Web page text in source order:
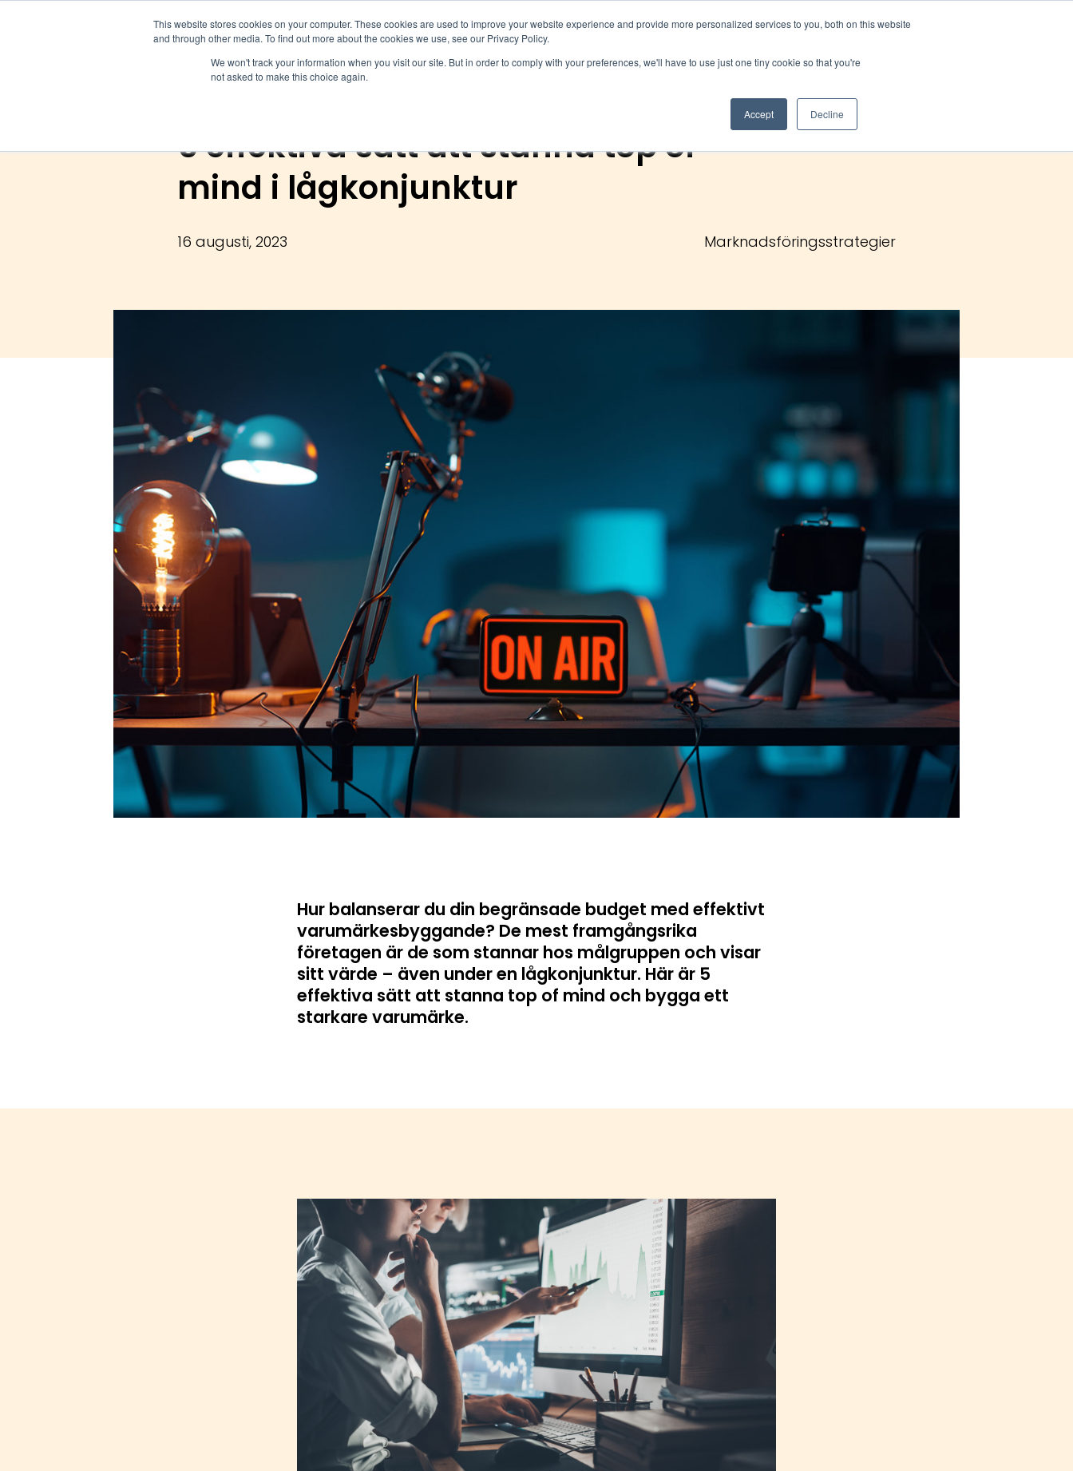
This website stores cookies on your computer. These cookies are used to improve your website experience and provide more personalized services to you, both on this website
and through other media. To find out more about the cookies we use, see our Privacy Policy.
We won't track your information when you visit our site. But in order to comply with your preferences, we'll have to use just one tiny cookie so that you're
not asked to make this choice again.
Accept Decline
Annonsera Inspiration & insikter Vanliga frågor Kontakt
5 effektiva sätt att stanna top of
mind i lågkonjunktur
16 augusti, 2023 Marknadsföringsstrategier
Hur balanserar du din begränsade budget med effektivt
varumärkesbyggande? De mest framgångsrika
företagen är de som stannar hos målgruppen och visar
sitt värde – även under en lågkonjunktur. Här är 5
effektiva sätt att stanna top of mind och bygga ett
starkare varumärke.